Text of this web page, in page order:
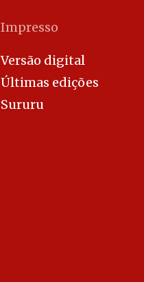
Impresso
Versão digital
Últimas edições
Sururu